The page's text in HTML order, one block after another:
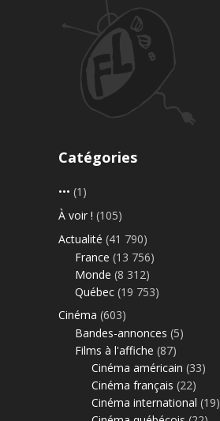
Catégories
••• (1)
À voir ! (105)
Actualité (41 790)
France (13 756)
Monde (8 312)
Québec (19 753)
Cinéma (603)
Bandes-annonces (5)
Films à l'affiche (87)
Cinéma américain (33)
Cinéma français (22)
Cinéma international (19)